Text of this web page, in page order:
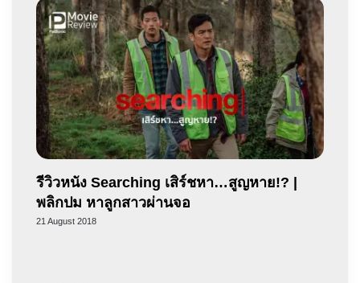
รีวิวหนัง Searching เสิร์ชหา…สูญหาย!? |
พลิกปม หาลูกสาวผ่านจอ
21 August 2018